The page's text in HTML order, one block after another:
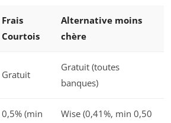
Frais
Courtois
Alternative moins
chère
Gratuit
Gratuit (toutes
banques)
0,5% (min
Wise (0,41%, min 0,50